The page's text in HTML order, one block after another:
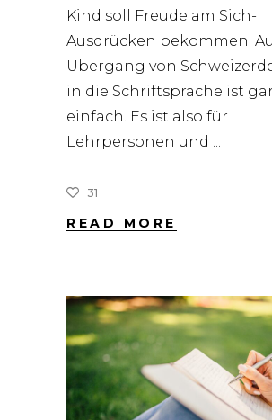
Kind soll Freude am Sich-
Ausdrücken bekommen.
Übergang von
in die Schriftsprache ist
einfach. Es ist also für
Lehrpersonen und
31
READ MORE